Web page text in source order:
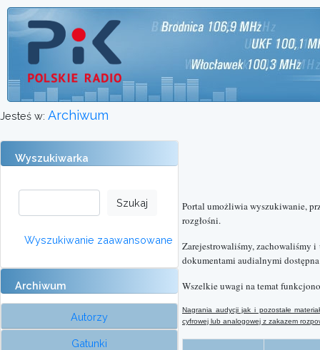
Jesteś w: Archiwum
Wyszukiwarka
Wyszukiwanie zaawansowane
Archiwum
Autorzy
Gatunki
Portal umożliwia wyszukiwanie,
rozgłośni.
Zarejestrowaliśmy, zachowaliśmy
dokumentami audialnymi
Wszelkie uwagi na temat
Nagrania audycji jak i pozostałe
cyfrowej lub analogowej z zakazem